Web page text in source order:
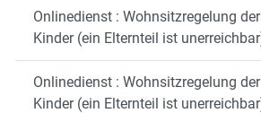
Onlinedienst : Wohnsitzregelung
Kinder (ein Elternteil ist
Onlinedienst : Wohnsitzregelung
Kinder (ein Elternteil ist